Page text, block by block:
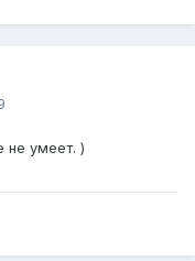
не умеет. )